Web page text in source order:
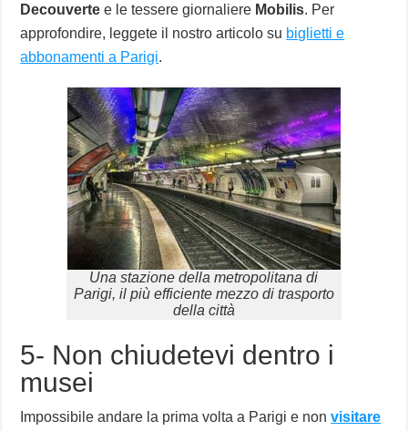
Decouverte e le tessere giornaliere Mobilis. Per
approfondire, leggete il nostro articolo su biglietti e
abbonamenti a Parigi.
Una stazione della metropolitana di
Parigi, il più efficiente mezzo di trasporto
della città
5- Non chiudetevi dentro i
musei
Impossibile andare la prima volta a Parigi e nonvisitare